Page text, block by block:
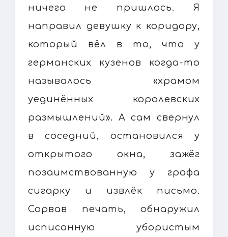
ничего не пришлось. Я
направил девушку к коридору,
который вёл в то, что у
германских кузенов когда-то
называлось «храмом
уединённых королевских
размышлений». А сам свернул
в соседний, остановился у
открытого окна, зажёг
позаимствованную у графа
сигарку и извлёк письмо.
Сорвав печать, обнаружил
исписанную убористым